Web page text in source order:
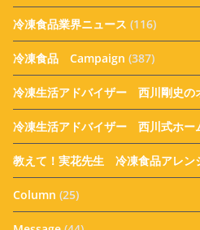
冷凍食品業界ニュース (116)
冷凍食品 Campaign (387)
冷凍生活アドバイザー 西川剛史の
冷凍生活アドバイザー 西川式ホー
教えて！実花先生 冷凍食品アレン
Column (25)